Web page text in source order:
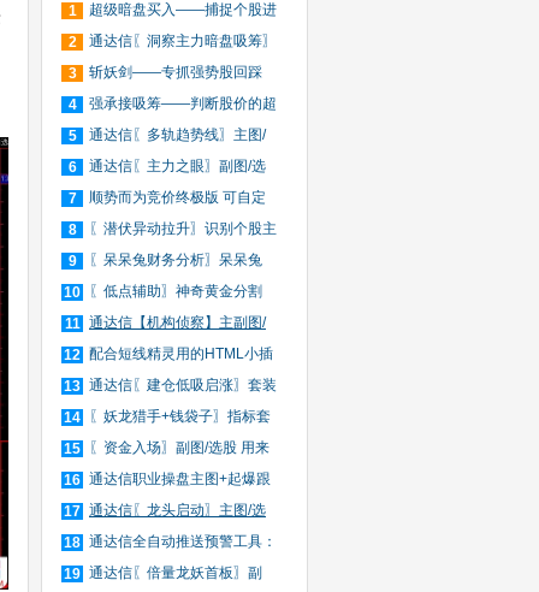
1
超级暗盘买入——捕捉个股进
入
2
通达信〖洞察主力暗盘吸筹〗
捕
3
斩妖剑——专抓强势股回踩
20日
4
强承接吸筹——判断股价的超
买
5
通达信〖多轨趋势线〗主图/
选
6
通达信〖主力之眼〗副图/选
股
7
顺势而为竞价终极版 可自定
义
8
〖潜伏异动拉升〗识别个股主
力
9
〖呆呆兔财务分析〗呆呆兔
F10
10
〖低点辅助〗神奇黄金分割
+趋
11 通达信【机构侦察】主副图/
选
12 配合短线精灵用的HTML小插
件
13 通达信〖建仓低吸启涨〗套装
指
14
〖妖龙猎手+钱袋子〗指标套
装
15
〖资金入场〗副图/选股 用来
抓
16 通达信职业操盘主图+起爆跟
庄
17 通达信〖龙头启动〗主图/选
股
18 通达信全自动推送预警工具：
公
19 通达信〖倍量龙妖首板〗副